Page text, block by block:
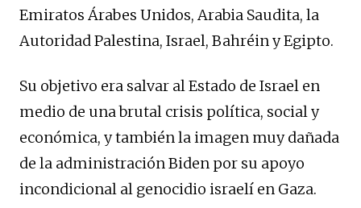
Emiratos Árabes Unidos, Arabia Saudita, la
Autoridad Palestina, Israel, Bahréin y Egipto.
Su objetivo era salvar al Estado de Israel en
medio de una brutal crisis política, social y
económica, y también la imagen muy dañada
de la administración Biden por su apoyo
incondicional al genocidio israelí en Gaza.